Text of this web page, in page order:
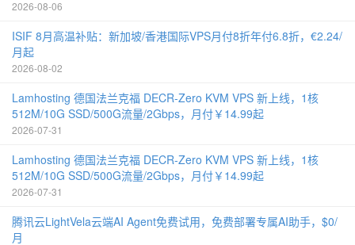
2026-08-06
ISIF 8月高温补贴：新加坡/香港国际VPS月付8折年付6.8折，€2.24/
月起
2026-08-02
Lamhosting 德国法兰克福 DECR-Zero KVM VPS 新上线，1核
512M/10G SSD/500G流量/2Gbps，月付￥14.99起
2026-07-31
Lamhosting 德国法兰克福 DECR-Zero KVM VPS 新上线，1核
512M/10G SSD/500G流量/2Gbps，月付￥14.99起
2026-07-31
腾讯云LightVela云端AI Agent免费试用，免费部署专属AI助手，$0/
月